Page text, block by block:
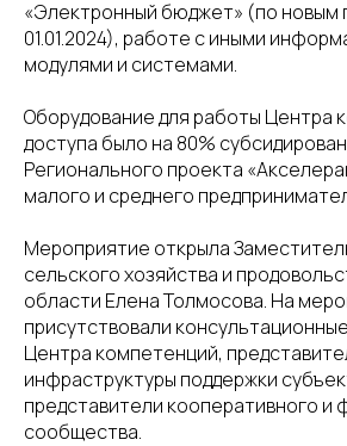
«Электронный бюджет» (по новым
01.01.2024), работе с иными
модулями и системами.
Оборудование для работы Центра
доступа было на 80%
Регионального проекта
малого и среднего
Мероприятие открыла
сельского хозяйства и
области Елена Толмосова. На
присутствовали
Центра компетенций,
инфраструктуры поддержки
представители кооперативного и
сообщества.